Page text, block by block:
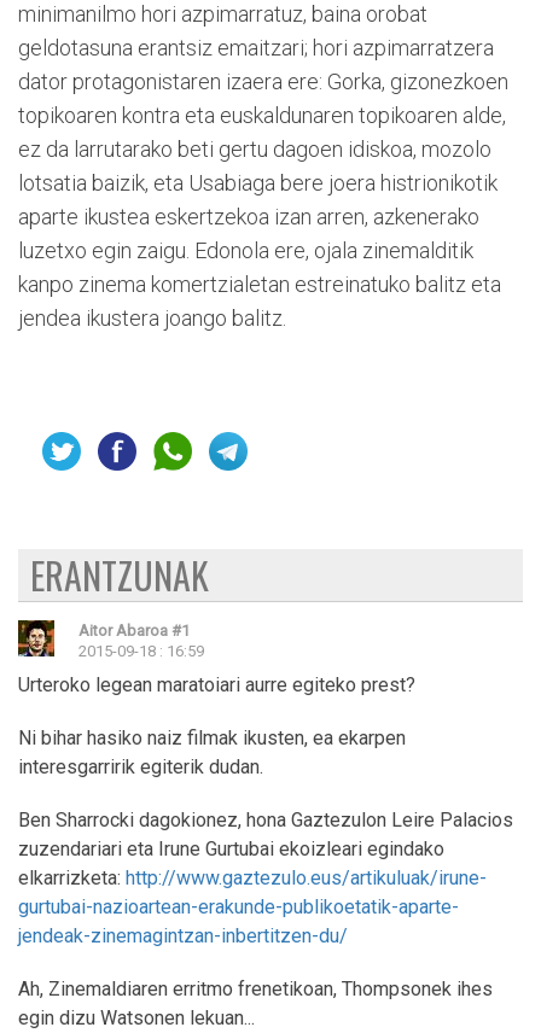
minimanilmo hori azpimarratuz, baina orobat
geldotasuna erantsiz emaitzari; hori azpimarratzera
dator protagonistaren izaera ere: Gorka, gizonezkoen
topikoaren kontra eta euskaldunaren topikoaren alde,
ez da larrutarako beti gertu dagoen idiskoa, mozolo
lotsatia baizik, eta Usabiaga bere joera histrionikotik
aparte ikustea eskertzekoa izan arren, azkenerako
luzetxo egin zaigu. Edonola ere, ojala zinemalditik
kanpo zinema komertzialetan estreinatuko balitz eta
jendea ikustera joango balitz.
ERANTZUNAK
Aitor Abaroa #1
2015-09-18 : 16:59
Urteroko legean maratoiari aurre egiteko prest?
Ni bihar hasiko naiz filmak ikusten, ea ekarpen
interesgarririk egiterik dudan.
Ben Sharrocki dagokionez, hona Gaztezulon Leire Palacios
zuzendariari eta Irune Gurtubai ekoizleari egindako
elkarrizketa: http://www.gaztezulo.eus/artikuluak/irune-
gurtubai-nazioartean-erakunde-publikoetatik-aparte-
jendeak-zinemagintzan-inbertitzen-du/
Ah, Zinemaldiaren erritmo frenetikoan, Thompsonek ihes
egin dizu Watsonen lekuan...